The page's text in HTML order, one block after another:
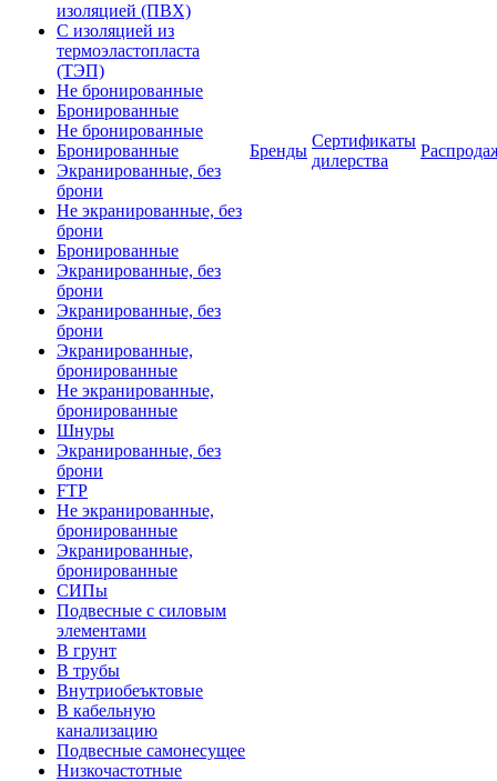
изоляцией (ПВХ)
С изоляцией из
термоэластопласта
(ТЭП)
Не бронированные
Бронированные
Не бронированные
Бронированные
Экранированные, без
брони
Не экранированные, без
брони
Бронированные
Экранированные, без
брони
Экранированные, без
брони
Экранированные,
бронированные
Не экранированные,
бронированные
Шнуры
Экранированные, без
брони
FTP
Не экранированные,
бронированные
Экранированные,
бронированные
СИПы
Подвесные с силовым
элементами
В грунт
В трубы
Внутриобеъктовые
В кабельную
канализацию
Подвесные самонесущее
Низкочастотные
Бренды
Сертификаты
дилерства